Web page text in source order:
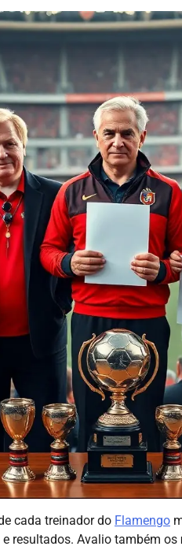
cada treinador do Flamengo
resultados. Avalio também os